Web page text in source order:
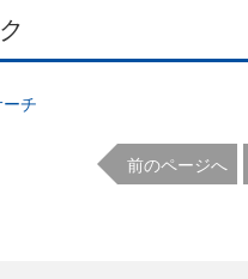
ーチ
前のページへ